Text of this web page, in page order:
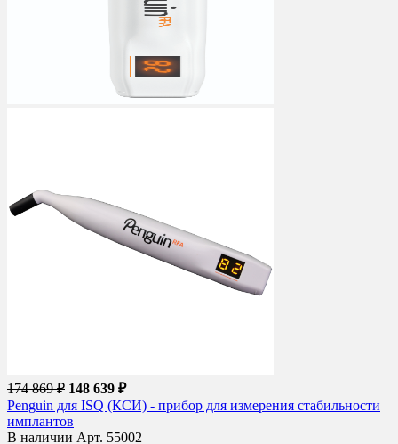
174 869 ₽ 148 639 ₽
Penguin для ISQ (КСИ) - прибор для измерения стабильности
имплантов
В наличии Арт. 55002